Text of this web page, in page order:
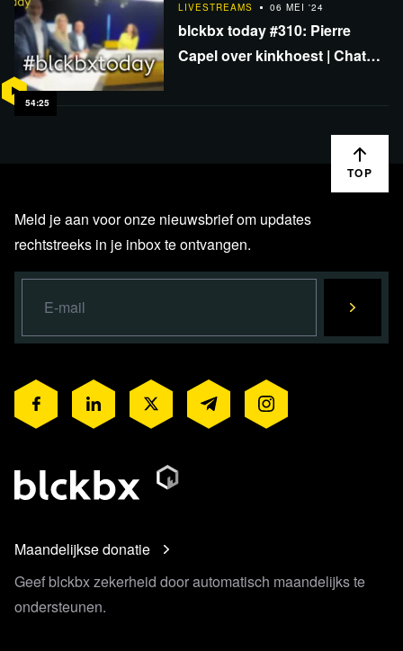
54:25
LIVESTREAMS 06 MEI '24
blckbx today #310: Pierre
Capel over kinkhoest | Chat
TOP
Meld je aan voor onze nieuwsbrief om updates
rechtstreeks in je inbox te ontvangen.
Maandelijkse donatie
Geef blckbx zekerheid door automatisch maandelijks te
ondersteunen.